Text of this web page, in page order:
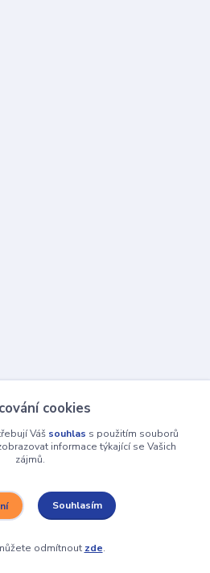
Eshop-rychle.cz
cookies
Váš souhlas s použitím souborů
informace týkající se Vašich
zájmů.
Souhlasím
odmítnout zde.